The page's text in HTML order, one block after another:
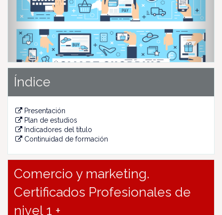
u
s
Índice
Presentación
Plan de estudios
Indicadores del título
Continuidad de formación
Comercio y marketing.
Certificados Profesionales de
nivel 1 +